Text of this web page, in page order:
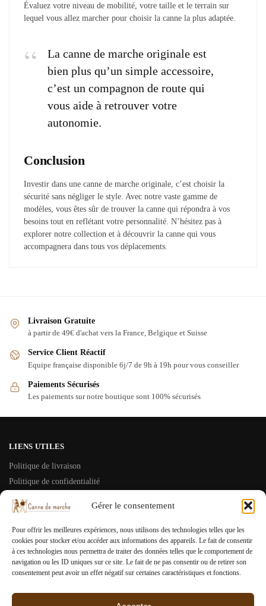
Gérer le consentement
Pour offrir les meilleures expériences, nous utilisons des technologies telles que les
cookies pour stocker et/ou accéder aux informations des appareils. Le fait de consentir
à ces technologies nous permettra de traiter des données telles que le comportement de
navigation ou les ID uniques sur ce site. Le fait de ne pas consentir ou de retirer son
consentement peut avoir un effet négatif sur certaines caractéristiques et fonctions.
Évaluez votre niveau de mobilité, votre taille et le terrain sur
lequel vous allez marcher pour choisir la canne la plus adaptée.
La canne de marche originale est
bien plus qu’un simple accessoire,
c’est un compagnon de route qui
vous aide à retrouver votre
autonomie.
Conclusion
Investir dans une canne de marche originale, c’est choisir la
sécurité sans négliger le style. Avec notre vaste gamme de
modèles, vous êtes sûr de trouver la canne qui répondra à vos
besoins tout en reflétant votre personnalité. N’hésitez pas à
explorer notre collection et à découvrir la canne qui vous
accompagnera dans tous vos déplacements.
Livraison Gratuite
à partir de 49€ d'achat vers la France, Belgique et Suisse
Service Client Réactif
Equipe française disponible 6j/7 de 9h à 19h pour vous conseiller
Paiements Sécurisés
Les paiements sur notre boutique sont 100% sécurisés
LIENS UTILES
Politique de livraison
Politique de confidentialité
Mentions Légales
À PROPOS
Mon compte
Contactez nous